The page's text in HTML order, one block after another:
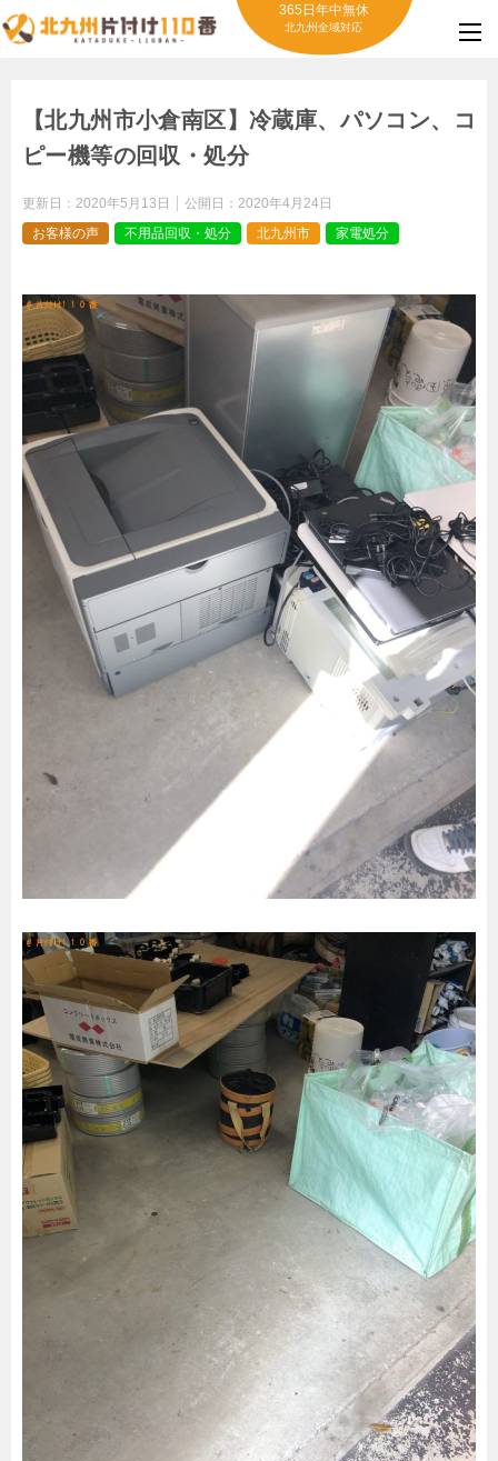
365日年中無休
北九州全域対応
【北九州市小倉南区】冷蔵庫、パソコン、コ
ピー機等の回収・処分
更新日： 2020年5月13日 公開日： 2020年4月24日
お客様の声
不用品回収・処分 北九州市 家電処分